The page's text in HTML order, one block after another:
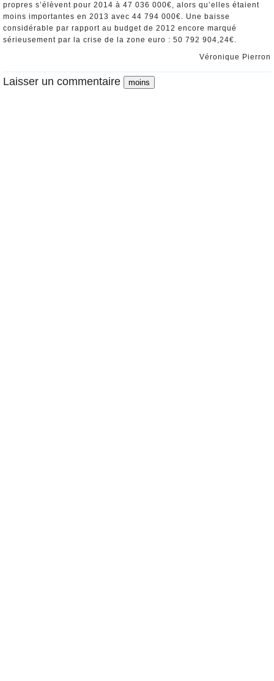
propres s’élèvent pour 2014 à 47 036 000€, alors qu’elles étaient
moins importantes en 2013 avec 44 794 000€. Une baisse
considérable par rapport au budget de 2012 encore marqué
sérieusement par la crise de la zone euro : 50 792 904,24€.
Véronique Pierron
Laisser un commentaire